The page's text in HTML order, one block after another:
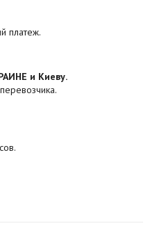
платеж.
и Киеву.